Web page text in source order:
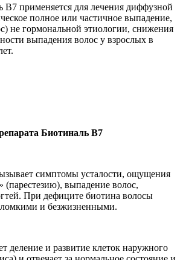
В7 применяется для лечения диффузной
полное или частичное выпадение,
) не гормональной этиологии, снижения
выпадения волос у взрослых в
Биотиналь В7
симптомы усталости, ощущения
(парестезию), выпадение волос,
При дефиците биотина волосы
ломкими и безжизненными.
деление и развитие клеток наружного